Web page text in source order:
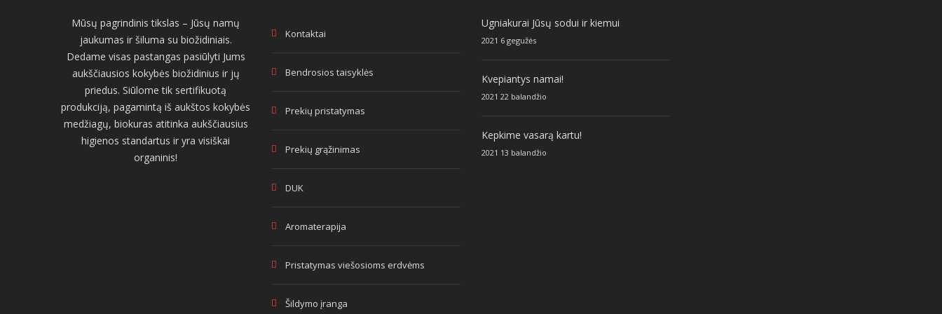
Mūsų pagrindinis tikslas – Jūsų namų
jaukumas ir šiluma su biožidiniais.
Dedame visas pastangas pasiūlyti Jums
aukščiausios kokybės biožidinius ir jų
priedus. Siūlome tik sertifikuotą
produkciją, pagamintą iš aukštos kokybės
medžiagų, biokuras atitinka aukščiausius
higienos standartus ir yra visiškai
organinis!
Kontaktai
Bendrosios taisyklės
Prekių pristatymas
Prekių grąžinimas
DUK
Aromaterapija
Pristatymas viešosioms erdvėms
Šildymo įranga
Ugniakurai Jūsų sodui ir kiemui
2021 6 gegužės
Kvepiantys namai!
2021 22 balandžio
Kepkime vasarą kartu!
2021 13 balandžio